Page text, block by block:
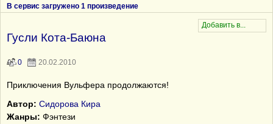
В сервис загружено 1 произведение
Гусли Кота-Баюна
0 20.02.2010
Приключения Вульфера продолжаются!
Автор: Сидорова Кира
Жанры: Фэнтези